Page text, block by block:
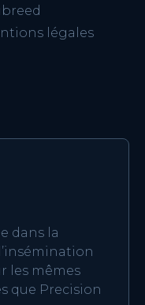
légales
dans la
les mêmes
que Precision